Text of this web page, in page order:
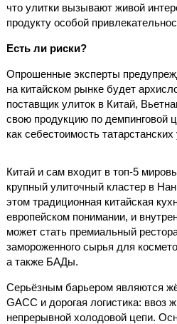
что улитки вызывают живой
продукту особой
Есть ли риски?
Опрошенные эксперты
на китайском рынке будет
поставщик улиток в Китай,
свою продукцию по демпинговой
как себестоимость
Китай и сам входит в топ-5
крупный улиточный кластер в
этом традиционная китайская
европейском понимании, и
может стать премиальный
замороженного сырья для
а также БАДы.
Серьёзным барьером являются
GACC и дорогая логистика: ввоз
непрерывной холодовой цепи.